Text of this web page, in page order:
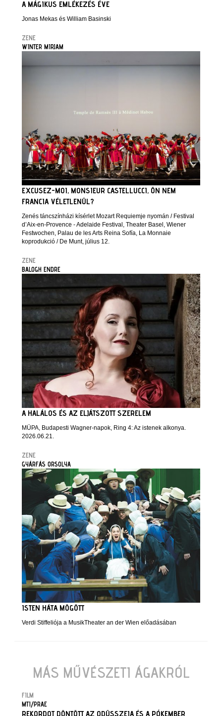
A MÁGIKUS EMLÉKEZÉS ÉVE
Jonas Mekas és William Basinski
ZENE
WINTER MIRJAM
EXCUSEZ-MOI, MONSIEUR CASTELLUCCI, ÖN NEM
FRANCIA VÉLETLENÜL?
Zenés táncszínházi kísérlet Mozart Requiemje nyomán / Festival
d’Aix-en-Provence - Adelaide Festival, Theater Basel, Wiener
Festwochen, Palau de les Arts Reina Sofía, La Monnaie
koprodukció / De Munt, július 12.
ZENE
BALOGH ENDRE
A HALÁLOS ÉS AZ ELJÁTSZOTT SZERELEM
MÜPA, Budapesti Wagner-napok, Ring 4: Az istenek alkonya.
2026.06.21.
ZENE
GYÁRFÁS ORSOLYA
ISTEN HÁTA MÖGÖTT
Verdi Stiffeliója a MusikTheater an der Wien előadásában
MÁS MŰVÉSZETI ÁGAKRÓL
FILM
MTI/PRAE
REKORDOT DÖNTÖTT AZ ODÜSSZEIA ÉS A PÓKEMBER